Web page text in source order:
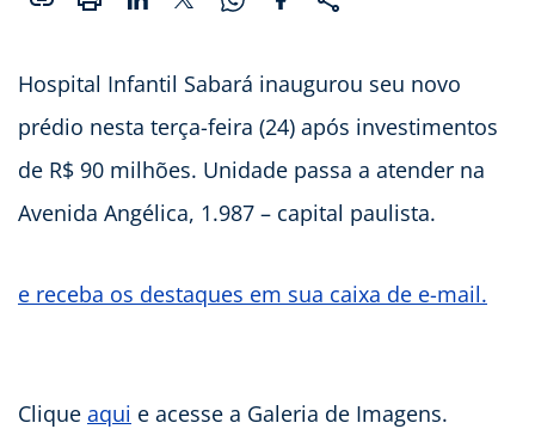
Hospital Infantil Sabará inaugurou seu novo
prédio nesta terça-feira (24) após investimentos
de R$ 90 milhões. Unidade passa a atender na
Avenida Angélica, 1.987 – capital paulista.
e receba os destaques em sua caixa de e-mail.
Clique aqui e acesse a Galeria de Imagens.